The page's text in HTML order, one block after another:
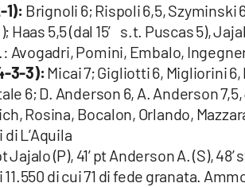
1): Brignoli 6; Rispoli 6,5, Szyminski
Haas 5,5 (dal 15′ s.t. Puscas 5),
Avogadri, Pomini, Embalo,
3-3):Micai 7; Gigliotti 6, Migliorini
6; D. Anderson 6, A. Anderson
Rosina, Bocalon, Orlando,
L’Aquila
Jajalo (P), 41’ pt Anderson A. (S), 48’
di cui 71 di fede granata.